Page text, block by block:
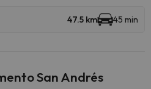
47.5 km 45 min
San Andrés